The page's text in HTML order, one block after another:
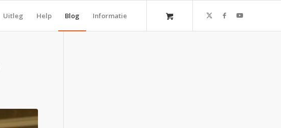
Uitleg Help Blog Informatie